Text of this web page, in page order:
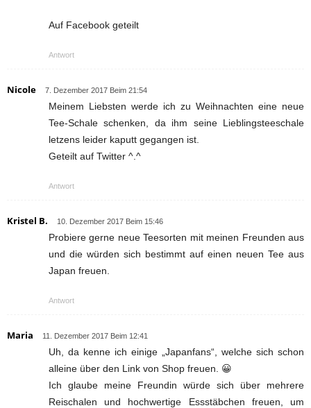
Auf Facebook geteilt
Antwort
Nicole 7. Dezember 2017 Beim 21:54
Meinem Liebsten werde ich zu Weihnachten eine neue
Tee-Schale schenken, da ihm seine Lieblingsteeschale
letzens leider kaputt gegangen ist.
Geteilt auf Twitter ^.^
Antwort
Kristel B. 10. Dezember 2017 Beim 15:46
Probiere gerne neue Teesorten mit meinen Freunden aus
und die würden sich bestimmt auf einen neuen Tee aus
Japan freuen.
Antwort
Maria 11. Dezember 2017 Beim 12:41
Uh, da kenne ich einige „Japanfans“, welche sich schon
alleine über den Link von Shop freuen. 😀
Ich glaube meine Freundin würde sich über mehrere
Reischalen und hochwertige Essstäbchen freuen, um